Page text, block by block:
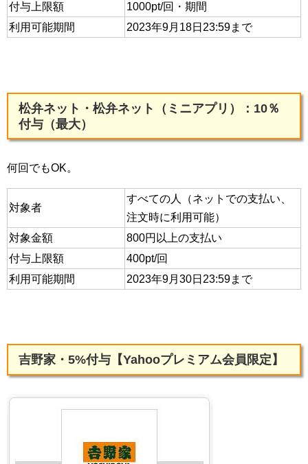
付与上限額
1000pt/回・期間
利用可能期間
2023年9月18日23:59まで
松弁ネット・松弁ネット（ミニアプリ）：10％
付与（最大）
何回でもOK。
対象者
すべての人（ネットでの支払い、
注文時に利用可能）
対象金額
800円以上の支払い
付与上限額
400pt/回
利用可能期間
2023年9月30日23:59まで
吉野家・5%付与【Yahooプレミアム会員限定】